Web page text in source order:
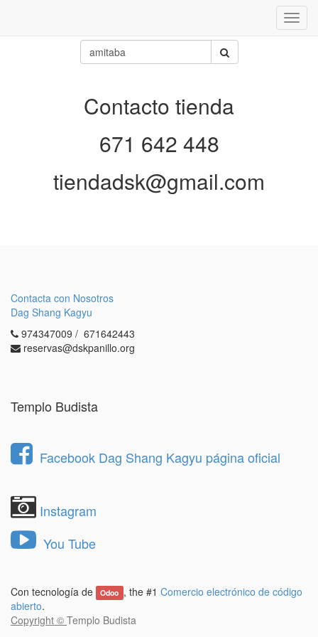
Contacto tienda
671 642 448
tiendadsk@gmail.com
Contacta con Nosotros
Dag Shang Kagyu
974347009 / 671642443
reservas@dskpanillo.org
Templo Budista
Facebook Dag Shang Kagyu página oficial
Instagram
You Tube
Con tecnología de Odoo , the #1 Comercio electrónico de código
abierto.
Copyright © Templo Budista